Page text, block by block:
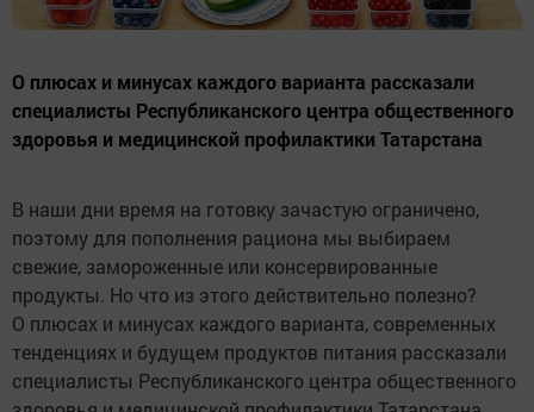
О плюсах и минусах каждого варианта рассказали
специалисты Республиканского центра общественного
здоровья и медицинской профилактики Татарстана
В наши дни время на готовку зачастую ограничено,
поэтому для пополнения рациона мы выбираем
свежие, замороженные или консервированные
продукты. Но что из этого действительно полезно?
О плюсах и минусах каждого варианта, современных
тенденциях и будущем продуктов питания рассказали
специалисты Республиканского центра общественного